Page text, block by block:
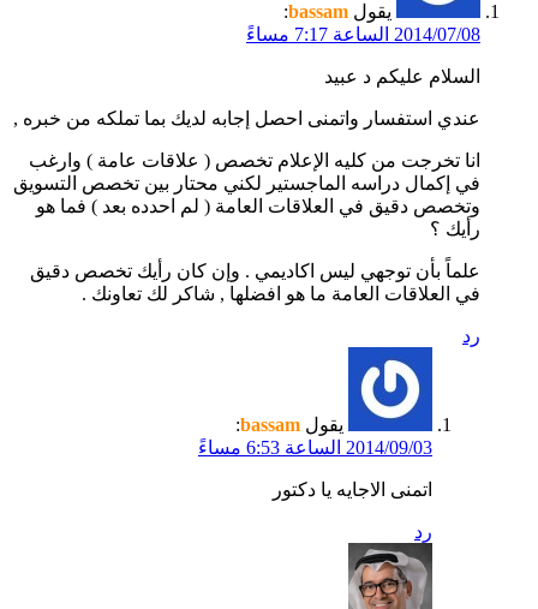
يقول bassam
:
2014/07/08 الساعة 7:17 مساءً
السلام عليكم د عبيد
عندي استفسار واتمنى احصل إجابه لديك بما تملكه من خبره ,
انا تخرجت من كليه الإعلام تخصص ( علاقات عامة ) وارغب
في إكمال دراسه الماجستير لكني محتار بين تخصص التسويق
وتخصص دقيق في العلاقات العامة ( لم احدده بعد ) فما هو
رأيك ؟
علماً بأن توجهي ليس اكاديمي . وإن كان رأيك تخصص دقيق
في العلاقات العامة ما هو افضلها , شاكر لك تعاونك .
رد
يقول bassam
:
2014/09/03 الساعة 6:53 مساءً
اتمنى الاجايه يا دكتور
رد